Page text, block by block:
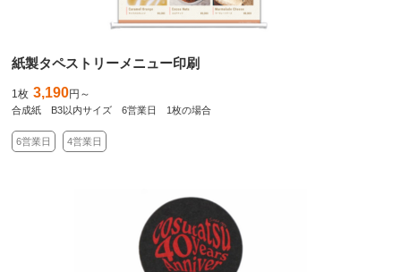
紙製タペストリーメニュー印刷
1枚 3,190円～
合成紙 B3以内サイズ 6営業日 1枚の場合
6営業日 4営業日